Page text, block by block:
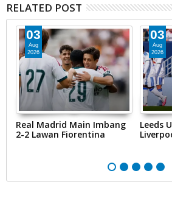
RELATED POST
03
Aug
2026
Real Madrid Main Imbang
2-2 Lawan Fiorentina
03
Aug
2026
Leeds